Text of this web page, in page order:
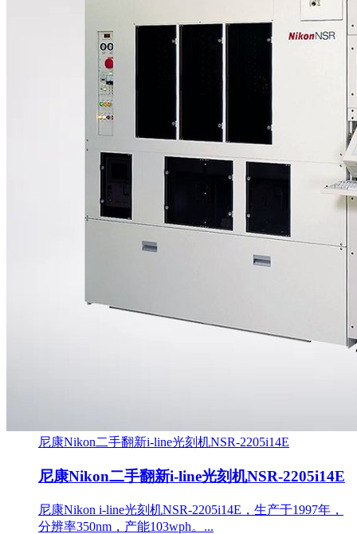
尼康Nikon二手翻新i-line光刻机NSR-2205i14E
尼康Nikon二手翻新i-line光刻机NSR-2205i14E
尼康Nikon i-line光刻机NSR-2205i14E，生产于1997年，
分辨率350nm，产能103wph。...